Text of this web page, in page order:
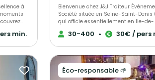
à
de
a
la cuisine
meilleures
min.
Bienvenue chez J&J Traiteur
Société située en Seine-Saint-Denis
qui officie essentiellement en Ile-de-
France. Fort de ses 30 années d'expériences
dans l’hôtellerie restauration et de
mais aussi créole ou caraïbéenne, ou
encore une fusion entre ces
cultures. Pour faire de vos événements des
30-400 • 30€ / pers
Éco-responsable 🌱